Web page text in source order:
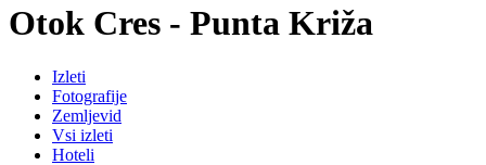
Otok Cres - Punta Križa
Izleti
Fotografije
Zemljevid
Vsi izleti
Hoteli